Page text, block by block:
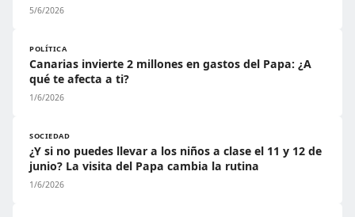
5/6/2026
POLÍTICA
Canarias invierte 2 millones en gastos del Papa: ¿A
qué te afecta a ti?
1/6/2026
SOCIEDAD
¿Y si no puedes llevar a los niños a clase el 11 y 12 de
junio? La visita del Papa cambia la rutina
1/6/2026